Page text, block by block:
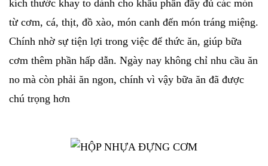
kích thước khay to dành cho khẩu phẩn đầy đủ các món
từ cơm, cá, thịt, đồ xào, món canh đến món tráng miệng.
Chính nhờ sự tiện lợi trong việc để thức ăn, giúp bữa
cơm thêm phần hấp dẫn. Ngày nay không chỉ nhu cầu ăn
no mà còn phải ăn ngon, chính vì vậy bữa ăn đã được
chú trọng hơn